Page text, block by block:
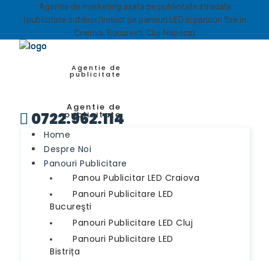
Agentie de marketing axata pe publicitate stradala
(publicitate outdoor/indoor pe panouri LED si panouri fixe in
Craiova, Bucuresti, Cluj-Napoca)
Agentie de
publicitate
Agentie de
publicitate
 0722.962.114
Home
Despre Noi
Panouri Publicitare
Panou Publicitar LED Craiova
Panouri Publicitare LED
Bucureşti
Panouri Publicitare LED Cluj
Panouri Publicitare LED
Bistrița